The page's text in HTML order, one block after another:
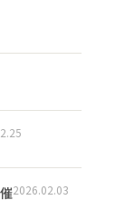
2026.02.03